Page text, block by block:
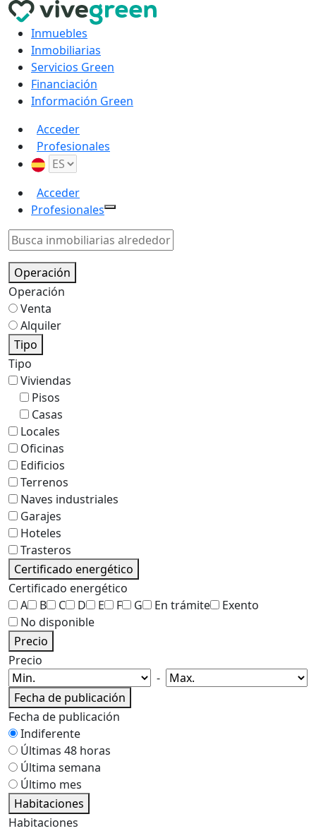
Inmuebles
Inmobiliarias
Servicios Green
Financiación
Información Green
Acceder
Profesionales
Acceder
Profesionales
Operación
Operación
Venta
Alquiler
Tipo
Tipo
Viviendas
Pisos
Casas
Locales
Oficinas
Edificios
Terrenos
Naves industriales
Garajes
Hoteles
Trasteros
Certificado energético
Certificado energético
A
B C D E F G En trámite
Exento
No disponible
Precio
Precio
-
Fecha de publicación
Fecha de publicación
Indiferente
Últimas 48 horas
Última semana
Último mes
Habitaciones
Habitaciones